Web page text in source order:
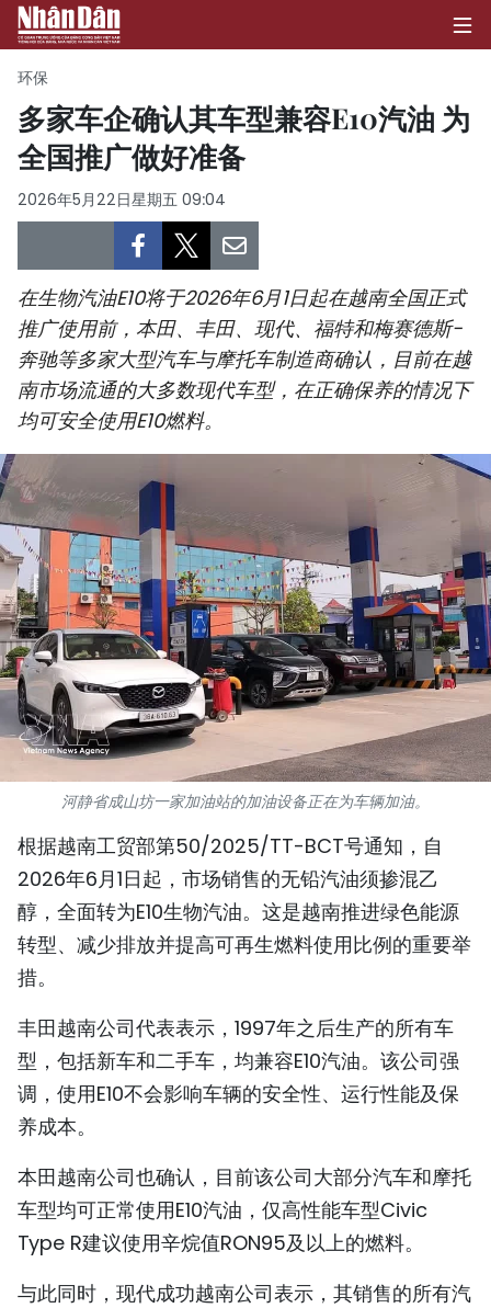
首页
政治
经济
社会
环保
文化
国际
旅游
友谊桥梁
史海
多功能媒体
图表新闻
图库
视频
人民报社简介
ENGLISH
РУССКИЙ
ESPAÑOL
环保
多家车企确认其车型兼容E10汽油 为
全国推广做好准备
2026年5月22日星期五 09:04
在生物汽油E10将于2026年6月1日起在越南全国正式
推广使用前，本田、丰田、现代、福特和梅赛德斯-
奔驰等多家大型汽车与摩托车制造商确认，目前在越
南市场流通的大多数现代车型，在正确保养的情况下
均可安全使用E10燃料。
河静省成山坊一家加油站的加油设备正在为车辆加油。
根据越南工贸部第50/2025/TT-BCT号通知，自
2026年6月1日起，市场销售的无铅汽油须掺混乙
醇，全面转为E10生物汽油。这是越南推进绿色能源
转型、减少排放并提高可再生燃料使用比例的重要举
措。
丰田越南公司代表表示，1997年之后生产的所有车
型，包括新车和二手车，均兼容E10汽油。该公司强
调，使用E10不会影响车辆的安全性、运行性能及保
养成本。
本田越南公司也确认，目前该公司大部分汽车和摩托
车型均可正常使用E10汽油，仅高性能车型Civic
Type R建议使用辛烷值RON95及以上的燃料。
与此同时，现代成功越南公司表示，其销售的所有汽